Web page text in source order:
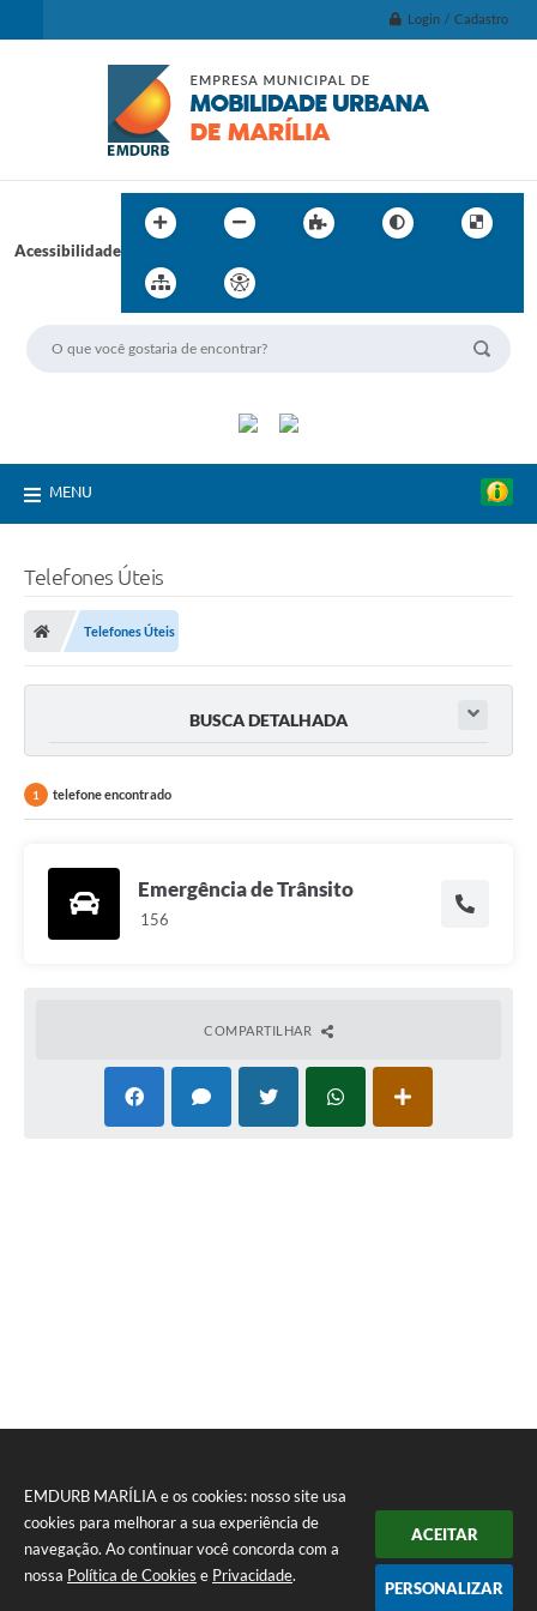
EMDURB MARÍLIA e os cookies: nosso site usa
cookies para melhorar a sua experiência de
navegação. Ao continuar você concorda com a
nossa Política de Cookies e Privacidade.
ACEITAR
PERSONALIZAR
Login / Cadastro
Acessibilidade
MENU
Telefones Úteis
Telefones Úteis
BUSCA DETALHADA
1 telefone encontrado
Emergência de Trânsito
156
COMPARTILHAR